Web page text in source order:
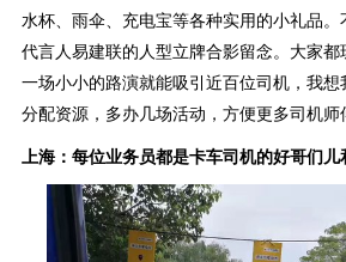
水杯、雨伞、充电宝等各种实用的小礼品
代言人易建联的人型立牌合影留念。大家
一场小小的路演就能吸引近百位司机，我
分配资源，多办几场活动，方便更多司机师
上海：每位业务员都是卡车司机的好哥们儿